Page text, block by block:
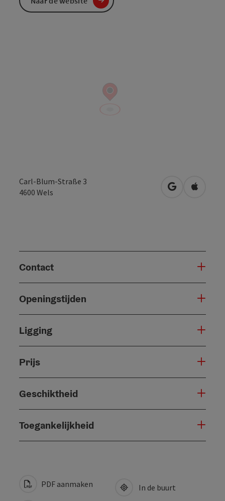
Carl-Blum-Straße 3
4600 Wels Openen in
Contact
Openingstijden
Ligging
Prijs
Geschiktheid
Toegankelijkheid
PDF aanmaken In de buurt